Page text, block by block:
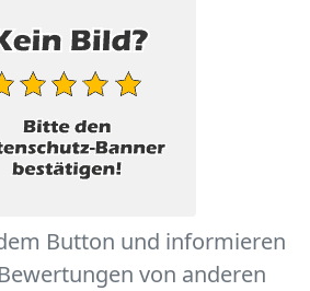
Button und informieren
von anderen